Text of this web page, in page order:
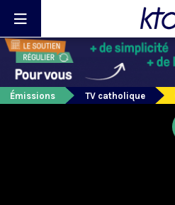
Émissions TV catholique